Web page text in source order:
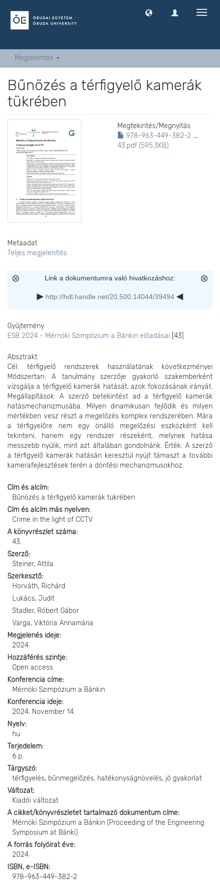
Megtekintés
Bűnözés a térfigyelő kamerák
tükrében
Megtekintés/Megnyitás
978-963-449-382-2 _
43.pdf (595.3KB)
Metaadat
Teljes megjelenítés
Link a dokumentumra való hivatkozáshoz:
http://hdl.handle.net/20.500.14044/39494
Gyűjtemény
ESB 2024 - Mérnöki Szimpózium a Bánkin előadásai [43]
Absztrakt
Cél: térfigyelő rendszerek használatának következményei
Módszertan: A tanulmány szerzője gyakorló szakemberként
vizsgálja a térfigyelő kamerák hatását, azok fokozásának irányát.
Megállapítások: A szerző betekintést ad a térfigyelő kamerák
hatásmechanizmusába. Milyen dinamikusan fejlődik és milyen
mértékben vesz részt a megelőzés komplex rendszerében. Mára
a térfigyelőre nem egy önálló megelőzési eszközként kell
tekinteni, hanem egy rendszer részeként, melynek hatása
messzebb nyúlik, mint azt általában gondolnánk. Érték: A szerző
a térfigyelő kamerák hatásán keresztül nyújt támaszt a további
kamerafejlesztések terén a döntési mechanizmusokhoz.
Cím és alcím
Bűnözés a térfigyelő kamerák tükrében
Cím és alcím más nyelven
Crime in the light of CCTV
A könyvrészlet száma
43.
Szerző
Steiner, Attila
Szerkesztő
Horváth, Richárd
Lukács, Judit
Stadler, Róbert Gábor
Varga, Viktória Annamária
Megjelenés ideje
2024
Hozzáférés szintje
Open access
Konferencia címe
Mérnöki Szimpózium a Bánkin
Konferencia ideje
2024. November 14.
Nyelv
hu
Terjedelem
6 p.
Tárgyszó
térfigyelés, bűnmegelőzés, hatékonyságnövelés, jó gyakorlat
Változat
Kiadói változat
A cikket/könyvrészletet tartalmazó dokumentum címe
Mérnöki Szimpózium a Bánkin (Proceeding of the Engineering
Symposium at Bánki)
A forrás folyóirat éve
2024
ISBN, e-ISBN
978-963-449-382-2